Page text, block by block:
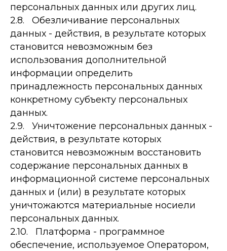
персональных данных или других лиц.
2.8. Обезличивание персональных
данных - действия, в результате которых
становится невозможным без
использования дополнительной
информации определить
принадлежность персональных данных
конкретному субъекту персональных
данных.
2.9. Уничтожение персональных данных -
действия, в результате которых
становится невозможным восстановить
содержание персональных данных в
информационной системе персональных
данных и (или) в результате которых
уничтожаются материальные носиели
персональных данных.
2.10. Платформа - программное
обеспечение, используемое Оператором,